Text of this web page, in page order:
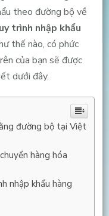
theo đường bộ về
trình nhập khẩu
thế nào, có phức
của bạn sẽ được
dưới đây.
đường bộ tại Việt
hàng hóa
nhập khẩu hàng